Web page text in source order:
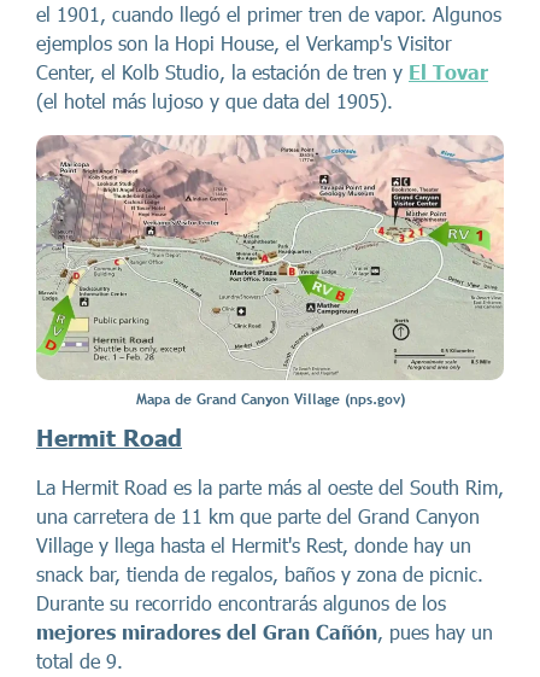
el 1901, cuando llegó el primer tren de vapor. Algunos
ejemplos son la Hopi House, el Verkamp's Visitor
Center, el Kolb Studio, la estación de tren y El Tovar
(el hotel más lujoso y que data del 1905).
Mapa de Grand Canyon Village (nps.gov)
Hermit Road
La Hermit Road es la parte más al oeste del South Rim,
una carretera de 11 km que parte del Grand Canyon
Village y llega hasta el Hermit's Rest, donde hay un
snack bar, tienda de regalos, baños y zona de picnic.
Durante su recorrido encontrarás algunos de los
mejores miradores del Gran Cañón, pues hay un
total de 9.